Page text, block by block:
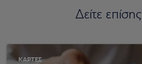
Δείτε επίσης
ΚΑΡΤΕΣ